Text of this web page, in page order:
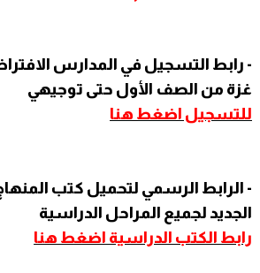
- رابط التسجيل في المدارس
غزة من الصف الأول حتى توجيهي
للتسجيل اضغط هنا
- الرابط الرسمي لتحميل كتب
الجديد لجميع المراحل الدراسية
رابط الكتب الدراسية اضغط هنا